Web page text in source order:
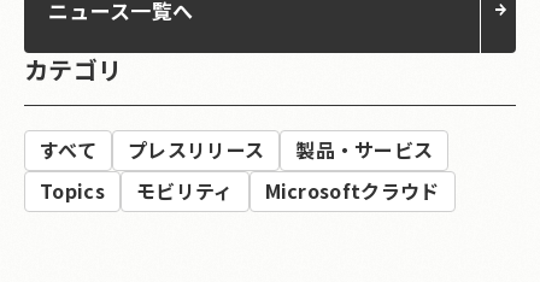
ニュース一覧へ
カテゴリ
すべて プレスリリース
製品・サービス
Topics
モビリティ Microsoftクラウド